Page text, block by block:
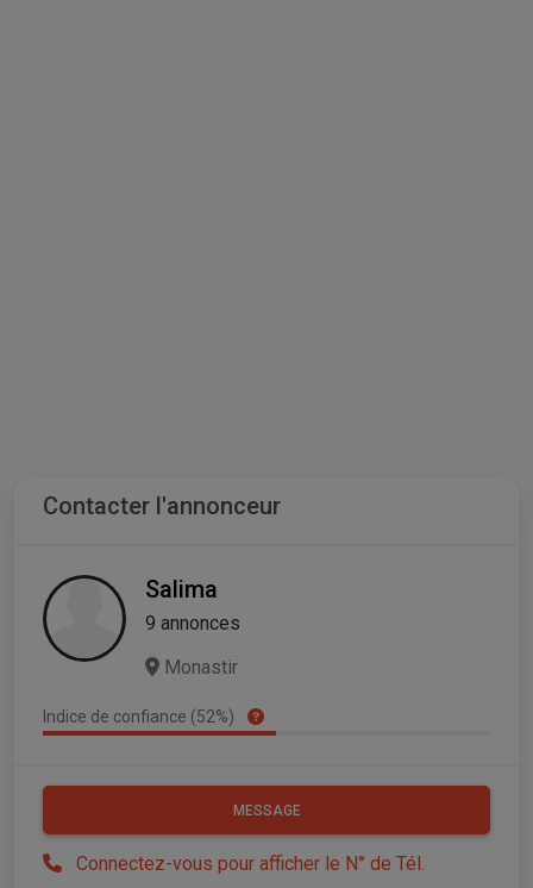
Contacter l'annonceur
Salima
9 annonces
Monastir
Indice de confiance (52%)
MESSAGE
Connectez-vous pour afficher le N° de Tél.